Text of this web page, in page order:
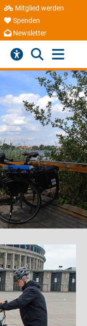
Mitglied werden
Spenden
Newsletter